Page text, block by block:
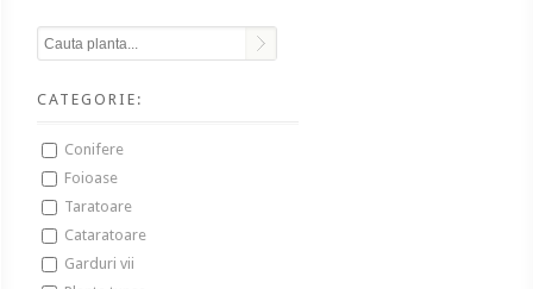
CATEGORIE:
Conifere
Foioase
Taratoare
Cataratoare
Garduri vii